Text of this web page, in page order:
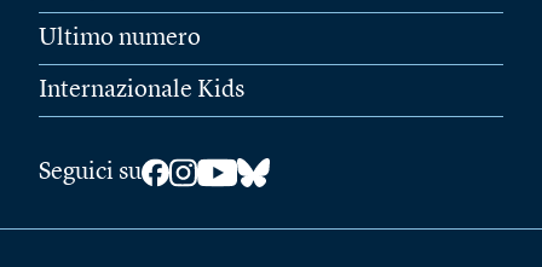
Ultimo numero
Internazionale Kids
Seguici su